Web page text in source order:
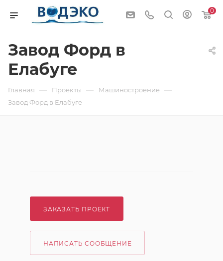
0
Завод Форд в
Елабуге
Главная — Проекты — Машиностроение —
Завод Форд в Елабуге
ЗАКАЗАТЬ ПРОЕКТ
НАПИСАТЬ СООБЩЕНИЕ